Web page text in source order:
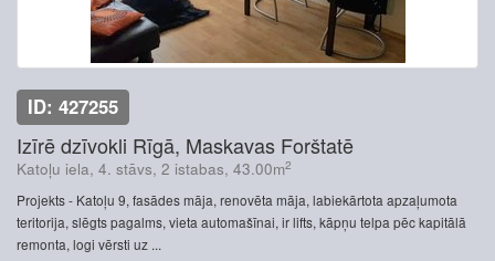
ID: 427255
Izīrē dzīvokli Rīgā, Maskavas Forštatē
Katoļu iela, 4. stāvs, 2 istabas, 43.00m2
Projekts - Katoļu 9, fasādes māja, renovēta māja, labiekārtota apzaļumota
teritorija, slēgts pagalms, vieta automašīnai, ir lifts, kāpņu telpa pēc kapitālā
remonta, logi vērsti uz ...